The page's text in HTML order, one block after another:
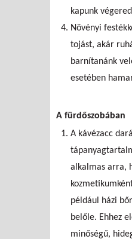
kapunk
Növényi
tojást, akár
barnítanánk
esetében
A fürdőszobában
A kávézacc
alkalmas arra,
például házi
belőle. Ehhez
minőségű,